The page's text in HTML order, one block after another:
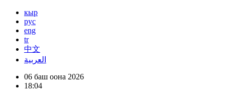
кыр
рус
eng
tr
中文
العربية
06 баш оона 2026
18:04